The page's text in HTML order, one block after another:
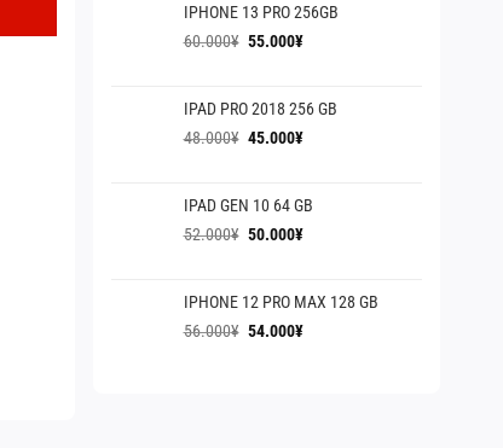
60.000¥.là:
56.000¥.
IPHONE 13 PRO 256GB
60.000¥ Giá
60.000¥.
55.000¥Giá
là:
55.000¥.
IPAD PRO 2018 256 GB
48.000¥ Giá
48.000¥.
45.000¥Giá
là:
45.000¥.
IPAD GEN 10 64 GB
52.000¥ Giá
52.000¥.
50.000¥Giá
là:
50.000¥.
IPHONE 12 PRO MAX 128 GB
56.000¥ Giá
54.000¥Giá